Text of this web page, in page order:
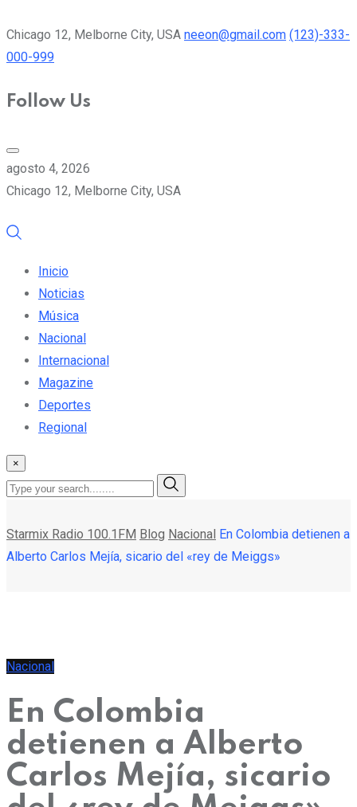
Chicago 12, Melborne City, USA neeon@gmail.com (123)-333-
000-999
Follow Us
agosto 4, 2026
Chicago 12, Melborne City, USA
Inicio
Noticias
Música
Nacional
Internacional
Magazine
Deportes
Regional
×
Starmix Radio 100.1FM Blog Nacional En Colombia detienen a
Alberto Carlos Mejía, sicario del «rey de Meiggs»
Nacional
En Colombia
detienen a Alberto
Carlos Mejía, sicario